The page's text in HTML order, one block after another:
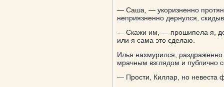
— Саша, — укоризненно
неприязненно дернулся,
— Скажи им, — прошипела я, до
или я сама это сделаю.
Илья нахмурился,
мрачным взглядом и публично
— Прости, Киллар, но невеста